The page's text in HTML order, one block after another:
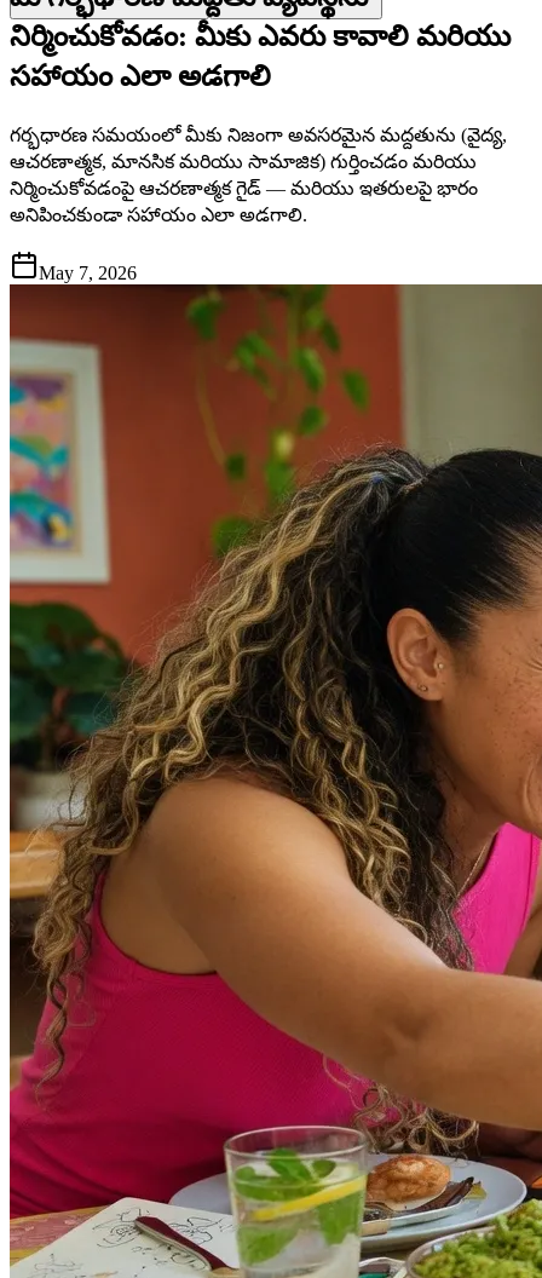
నిర్మించుకోవడం: మీకు ఎవరు కావాలి మరియు
సహాయం ఎలా అడగాలి
గర్భధారణ సమయంలో మీకు నిజంగా అవసరమైన మద్దతును (వైద్య,
ఆచరణాత్మక, మానసిక మరియు సామాజిక) గుర్తించడం మరియు
నిర్మించుకోవడంపై ఆచరణాత్మక గైడ్ — మరియు ఇతరులపై భారం
అనిపించకుండా సహాయం ఎలా అడగాలి.
May 7, 2026